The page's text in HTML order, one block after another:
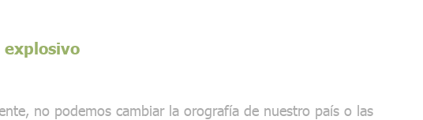
explosivo
no podemos cambiar la orografía de nuestro país o las